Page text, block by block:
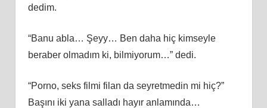
dedim.
“Banu abla… Şeyy… Ben daha hiç kimseyle
beraber olmadım ki, bilmiyorum…” dedi.
“Porno, seks filmi filan da seyretmedin mi hiç?”
Başını iki yana salladı hayır anlamında…